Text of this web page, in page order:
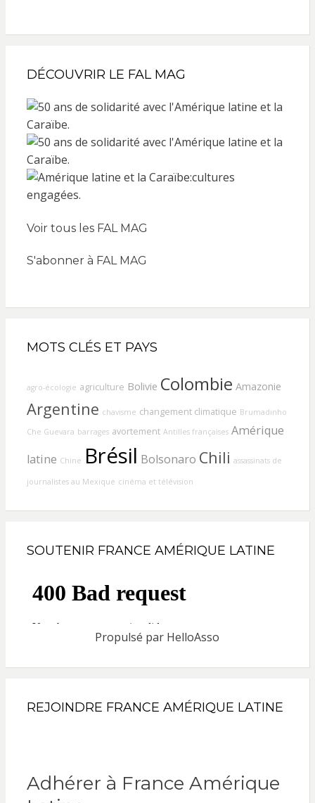
DÉCOUVRIR LE FAL MAG
Voir tous les FAL MAG
S'abonner à FAL MAG
MOTS CLÉS ET PAYS
agro-écologie agriculture Bolivie Colombie Amazonie
Argentine chavisme changement climatique Brumadinho
Che Guevara barrages avortement Antilles françaises Amérique
latine Chine Brésil Bolsonaro Chili assassinats de
journalistes au Mexique cinéma et télévision
SOUTENIR FRANCE AMÉRIQUE LATINE
Propulsé par HelloAsso
REJOINDRE FRANCE AMÉRIQUE LATINE
Adhérer à France Amérique